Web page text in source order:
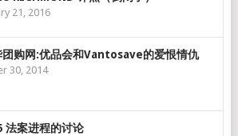
21, 2016
团购网:优品会和Vantosave的爱恨情仇
30, 2014
法案进程的讨论